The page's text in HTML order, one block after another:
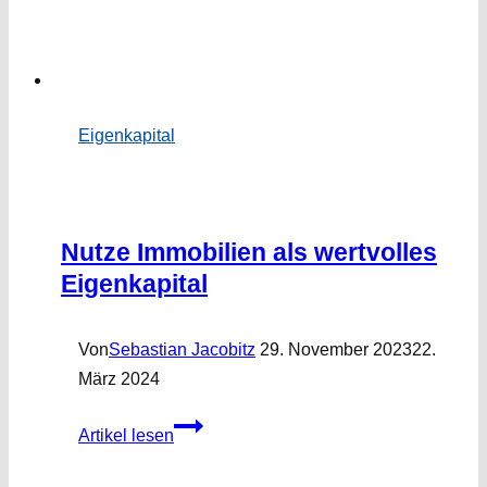
Eigenkapital
Nutze Immobilien als wertvolles
Eigenkapital
VonSebastian Jacobitz 29. November 202322.
März 2024
Artikel lesen
Nutze